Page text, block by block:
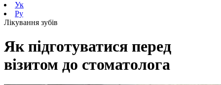
Ук
Ру
Лікування зубів
Як підготуватися перед
візитом до стоматолога